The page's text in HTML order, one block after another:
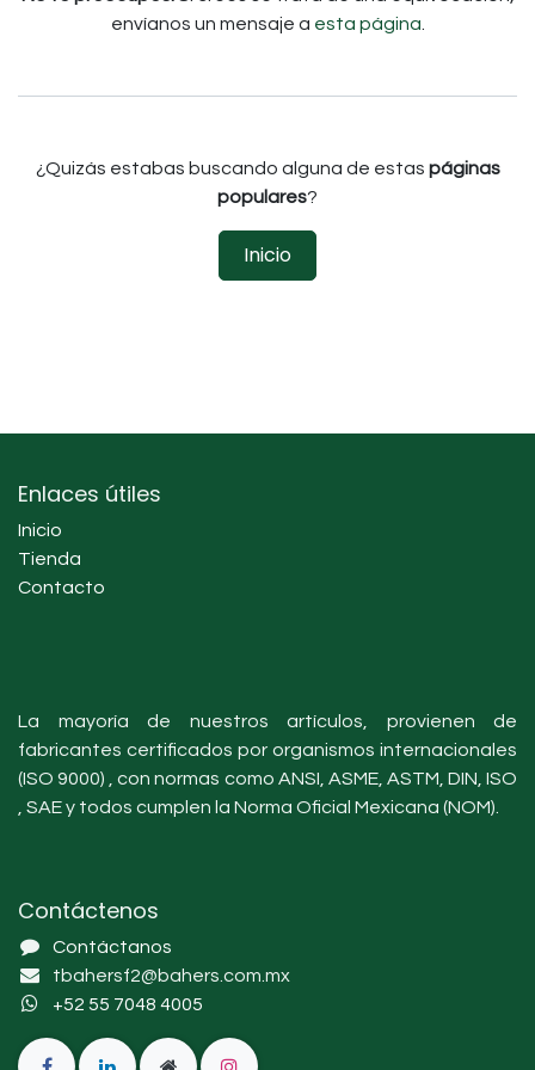
envíanos un mensaje a esta página
¿Quizás estabas buscando alguna de estas páginas
populares?
Inicio
Enlaces útiles
Inicio
Tienda
Contacto
La mayoría de nuestros artículos, provienen de
fabricantes certificados por organismos internacionales
(ISO 9000) , con normas como ANSI, ASME, ASTM, DIN, ISO
, SAE y todos cumplen la Norma Oficial Mexicana (NOM).
Contáctenos
Contáctanos
tbahersf2@bahers.com.mx
+52 55 7048 4005